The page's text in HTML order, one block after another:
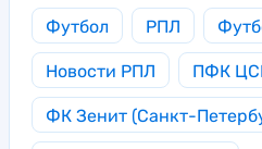
Футбол РПЛ
Новости РПЛ ПФК
ФК Зенит (Санкт-